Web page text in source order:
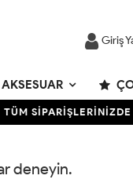
Giriş
AKSESUAR
SİPARİŞLERİNİZDE
deneyin.